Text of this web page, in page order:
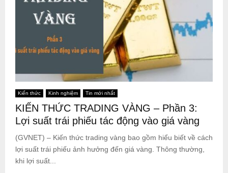
Kiến thức Kinh nghiệm Tin mới nhất
KIẾN THỨC TRADING VÀNG – Phần 3:
Lợi suất trái phiếu tác động vào giá vàng
(GVNET) – Kiến thức trading vàng bao gồm hiểu biết về cách
lợi suất trái phiếu ảnh hưởng đến giá vàng. Thông thường,
khi lợi suất...